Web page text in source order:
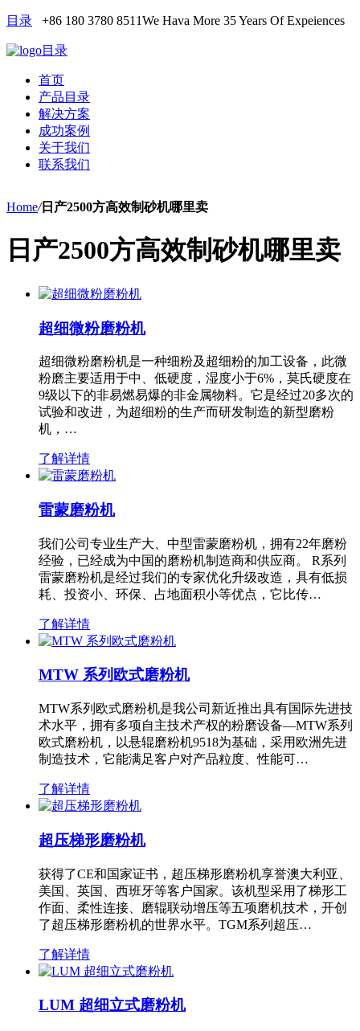
目录 +86 180 3780 8511We Hava More 35 Years Of Expeiences
目录
首页
产品目录
解决方案
成功案例
关于我们
联系我们
Home/日产2500方高效制砂机哪里卖
日产2500方高效制砂机哪里卖
超细微粉磨粉机
超细微粉磨粉机是一种细粉及超细粉的加工设备，此微
粉磨主要适用于中、低硬度，湿度小于6%，莫氏硬度在
9级以下的非易燃易爆的非金属物料。它是经过20多次的
试验和改进，为超细粉的生产而研发制造的新型磨粉
机，…
了解详情
雷蒙磨粉机
我们公司专业生产大、中型雷蒙磨粉机，拥有22年磨粉
经验，已经成为中国的磨粉机制造商和供应商。 R系列
雷蒙磨粉机是经过我们的专家优化升级改造，具有低损
耗、投资小、环保、占地面积小等优点，它比传…
了解详情
MTW 系列欧式磨粉机
MTW系列欧式磨粉机是我公司新近推出具有国际先进技
术水平，拥有多项自主技术产权的粉磨设备—MTW系列
欧式磨粉机，以悬辊磨粉机9518为基础，采用欧洲先进
制造技术，它能满足客户对产品粒度、性能可…
了解详情
超压梯形磨粉机
获得了CE和国家证书，超压梯形磨粉机享誉澳大利亚、
美国、英国、西班牙等客户国家。该机型采用了梯形工
作面、柔性连接、磨辊联动增压等五项磨机技术，开创
了超压梯形磨粉机的世界水平。TGM系列超压…
了解详情
LUM 超细立式磨粉机